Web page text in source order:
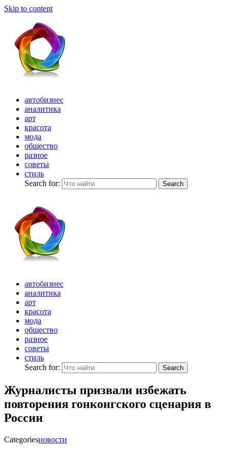
Skip to content
автобизнес
аналитика
арт
красота
мода
общество
разное
советы
стиль
Search for:
Search
автобизнес
аналитика
арт
красота
мода
общество
разное
советы
стиль
Search for:
Search
Журналисты призвали избежать
повторения гонконгского сценария в
России
Categoriesновости